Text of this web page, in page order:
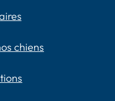
chiens